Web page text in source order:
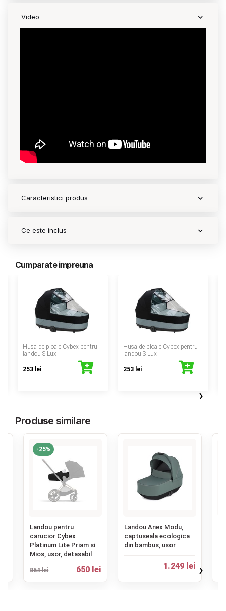
Video
Caracteristici produs
Ce este inclus
Cumparate impreuna
Husa de ploaie Cybex pentru
landou S Lux
253 lei
Husa de ploaie Cybex pentru
landou S Lux
253 lei
›
Produse similare
-25%
Landou pentru
carucior Cybex
Platinum Lite Priam si
Mios, usor, detasabil
864 lei 650 lei
Landou Anex Modu,
captuseala ecologica
din bambus, usor
1.249 lei ›